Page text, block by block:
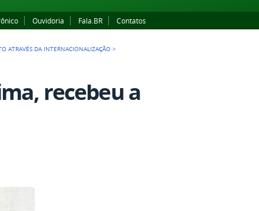
Ouvidoria Fala.BR Contatos
ATRAVÉS DA INTERNACIONALIZAÇÃO >
recebeu a